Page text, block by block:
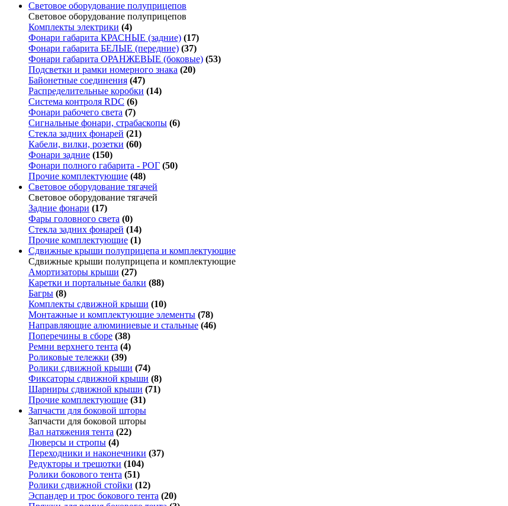
Световое оборудование полуприцепов
Световое оборудование полуприцепов
Комплекты электрики (4)
Фонари габарита КРАСНЫЕ (задние) (17)
Фонари габарита БЕЛЫЕ (передние) (37)
Фонари габарита ОРАНЖЕВЫЕ (боковые) (53)
Подсветки и рамки номерного знака (20)
Байонетные соединения (47)
Распределительные коробки (14)
Система контроля RDC (6)
Фонари рабочего света (7)
Сигнальные фонари, страбаскопы (6)
Стекла задних фонарей (21)
Кабели, вилки, розетки (60)
Фонари задние (150)
Фонари полного габарита - РОГ (50)
Прочие комплектующие (48)
Световое оборудование тягачей
Световое оборудование тягачей
Задние фонари (17)
Фары головного света (0)
Стекла задних фонарей (14)
Прочие комплектующие (1)
Сдвижные крыши полуприцепа и комплектующие
Сдвижные крыши полуприцепа и комплектующие
Амортизаторы крыши (27)
Каретки и портальные балки (88)
Багры (8)
Комплекты сдвижной крыши (10)
Монтажные и комплектующие элементы (78)
Направляющие алюминиевые и стальные (46)
Поперечины в сборе (38)
Ремни верхнего тента (4)
Роликовые тележки (39)
Ролики сдвижной крыши (74)
Фиксаторы сдвижной крыши (8)
Шарниры сдвижной крыши (71)
Прочие комплектующие (31)
Запчасти для боковой шторы
Запчасти для боковой шторы
Вал натяжения тента (22)
Люверсы и стропы (4)
Переходники и наконечники (37)
Редукторы и трещотки (104)
Ролики бокового тента (51)
Ролики сдвижной стойки (12)
Эспандер и трос бокового тента (20)